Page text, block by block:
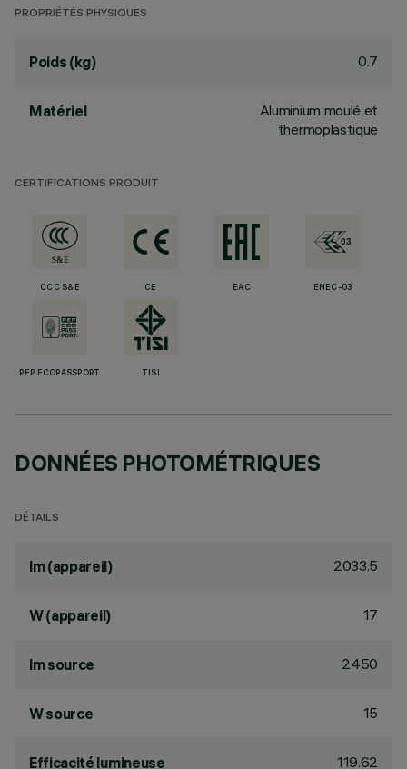
PROPRIÉTÉS PHYSIQUES
Poids (kg) 0.7
Matériel
Aluminium moulé et
thermoplastique
CERTIFICATIONS PRODUIT
CCC S&E CE EAC ENEC-03
PEP ECOPASSPORT TISI
DONNÉES PHOTOMÉTRIQUES
DÉTAILS
lm (appareil) 2033.5
W (appareil) 17
lm source 2450
W source 15
Efficacité lumineuse 119.62